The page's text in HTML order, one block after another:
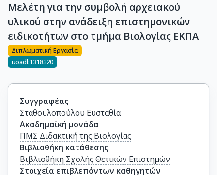
Μελέτη για την συμβολή αρχειακού
υλικού στην ανάδειξη επιστημονικών
ειδικοτήτων στο τμήμα Βιολογίας ΕΚΠΑ
Διπλωματική Εργασία
uoadl:1318320
Συγγραφέας
Σταθουλοπούλου Ευσταθία
Ακαδημαϊκή μονάδα
ΠΜΣ Διδακτική της Βιολογίας
Βιβλιοθήκη κατάθεσης
Βιβλιοθήκη Σχολής Θετικών Επιστημών
Στοιχεία επιβλεπόντων καθηγητών